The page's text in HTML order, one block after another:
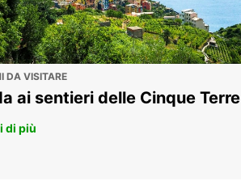
DA VISITARE
ai sentieri delle Cinque Terre
di più